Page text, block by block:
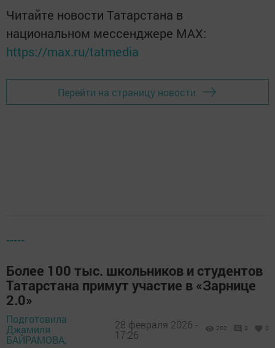
Читайте новости Татарстана в
национальном мессенджере MАХ:
https://max.ru/tatmedia
Перейти на страницу новости
-----
Более 100 тыс. школьников и студентов
Татарстана примут участие в «Зарнице
2.0»
Подготовила
Джамиля
БАЙРАМОВА,
28 февраля 2026 -
17:26
202 0 0